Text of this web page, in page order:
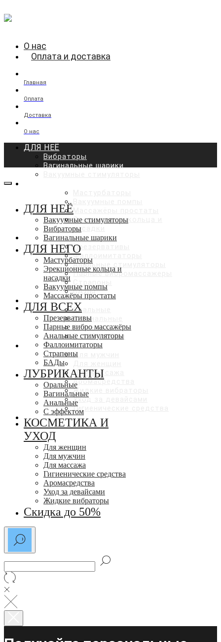
О нас
Оплата и доставка
Главная
Оплата
Доставка
О нас
ДЛЯ НЕЁ
Вибраторы
Вагинальные шарики
Эрекционные кольца и
насадки
ДЛЯ ВСЕХ
Презервативы
Фаллоимитаторы
Анальные стимуляторы
Парные вибромассажеры
БАДы
ЛУБРИКАНТЫ
Оральные
Вагинальные
Анальные
С эффектами
КОСМЕТИКА И УХОД
Для мужчин
Для массажа
Аромасредства
Жидкие вибраторы
Уход за девайсами
Гигиенические средства
СКИДКИ ДО 50%
ДЛЯ НЕЁ
Вакуумные стимуляторы
Вибраторы
Вагинальные шарики
ДЛЯ НЕГО
Мастурбаторы
Эрекционные кольца и
насадки
Вакуумные помпы
Массажёры простаты
ДЛЯ ВСЕХ
Презервативы
Парные вибро массажёры
Анальные стимуляторы
Фаллоимитаторы
Страпоны
БАДы
ЛУБРИКАНТЫ
Оральные
Вагинальные
Анальные
С эффектом
КОСМЕТИКА И
УХОД
Для женщин
Для мужчин
Для массажа
Гигиенические средства
Аромасредства
Уход за девайсами
Жидкие вибраторы
Скидка до 50%